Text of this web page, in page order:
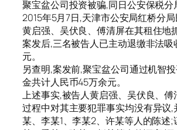
聚宝盆公司投资被骗,同日公安保税分
2015年5月7日,天津市公安局红桥分
黄启强、吴伏良、傅清屏在其租住地
案发后,三名被告人已主动退缴非法吸
元。
另查明,案发前,聚宝盆公司通过机智
金共计人民币45万余元。
上述事实,被告人黄启强、吴伏良、
过程中对其主要犯罪事实均没有异议
某、李某1、李某2、许某等人的陈述